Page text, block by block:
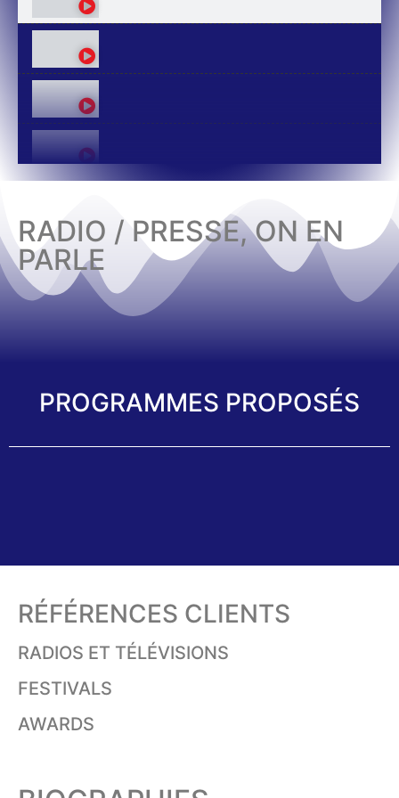
RADIO / PRESSE, ON EN
PARLE
PROGRAMMES PROPOSÉS
RÉFÉRENCES CLIENTS
RADIOS ET TÉLÉVISIONS
FESTIVALS
AWARDS